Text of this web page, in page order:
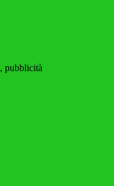
pubblicità